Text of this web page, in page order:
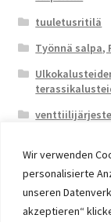
Wir verwenden
personalisierte
unseren
akzeptieren“
tuuletusritilä
Työnnä salpa,